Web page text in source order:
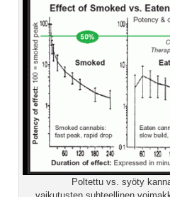
Poltettu vs. syöty